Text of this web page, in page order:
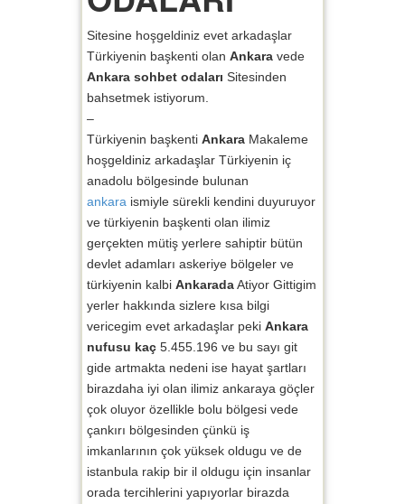
Sitesine hoşgeldiniz evet arkadaşlar
Türkiyenin başkenti olan Ankara vede
Ankara sohbet odaları Sitesinden
bahsetmek istiyorum.
–
Türkiyenin başkenti Ankara Makaleme
hoşgeldiniz arkadaşlar Türkiyenin iç
anadolu bölgesinde bulunan
ankara ismiyle sürekli kendini duyuruyor
ve türkiyenin başkenti olan ilimiz
gerçekten mütiş yerlere sahiptir bütün
devlet adamları askeriye bölgeler ve
türkiyenin kalbi AnkaradaAtiyor Gittigim
yerler hakkında sizlere kısa bilgi
vericegim evet arkadaşlar peki Ankara
nufusu kaç 5.455.196 ve bu sayı git
gide artmakta nedeni ise hayat şartları
birazdaha iyi olan ilimiz ankaraya göçler
çok oluyor özellikle bolu bölgesi vede
çankırı bölgesinden çünkü iş
imkanlarının çok yüksek oldugu ve de
istanbula rakip bir il oldugu için insanlar
orada tercihlerini yapıyorlar birazda